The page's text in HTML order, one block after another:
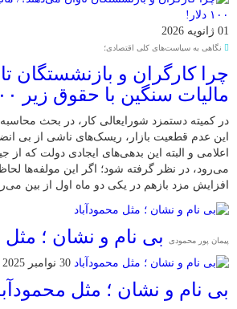
01 ژانویه 2026
نگاهی به سیاست‌های کلی اقتصادی؛
چرا کارگران و بازنشستگان
مالیات سنگین با حقوق زیر ۱۰۰ دلار!
در کمیته دستمزد شورایعالی کار، در بحث محاسبه
این عدم قطعیت بازار، ریسک‌های ناشی از بی
اعلامی و البته این بدهی‌های ایجادی دولت که
می‌رود، در نظر گرفته شود؛ اگر این مولفه‌ها
افزایش مزد بازهم در یکی دو ماه اول از بین
پیمان پور محمودی بی نام و نشان ؛ مثل
30 نوامبر 2025
بی نام و نشان ؛ مثل